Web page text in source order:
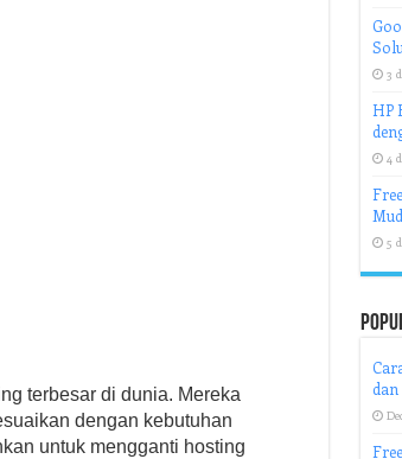
terbesar di dunia. Mereka
dengan kebutuhan
untuk mengganti hosting
3
HP
4
5
dan